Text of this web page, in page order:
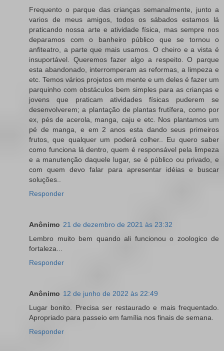
Frequento o parque das crianças semanalmente, junto a
varios de meus amigos, todos os sábados estamos lá
praticando nossa arte e atividade física, mas sempre nos
deparamos com o banheiro público que se tornou o
anfiteatro, a parte que mais usamos. O cheiro e a vista é
insuportável. Queremos fazer algo a respeito. O parque
esta abandonado, interromperam as reformas, a limpeza e
etc. Temos vários projetos em mente e um deles é fazer um
parquinho com obstáculos bem simples para as crianças e
jovens que praticam atividades físicas puderem se
desenvolverem; a plantação de plantas frutífera, como por
ex, pés de acerola, manga, caju e etc. Nos plantamos um
pé de manga, e em 2 anos esta dando seus primeiros
frutos, que qualquer um poderá colher.. Eu quero saber
como funciona lá dentro, quem é responsável pela limpeza
e a manutenção daquele lugar, se é público ou privado, e
com quem devo falar para apresentar idéias e buscar
soluções..
Responder
Anônimo 21 de dezembro de 2021 às 23:32
Lembro muito bem quando ali funcionou o zoologico de
fortaleza...
Responder
Anônimo 12 de junho de 2022 às 22:49
Lugar bonito. Precisa ser restaurado e mais frequentado.
Apropriado para passeio em família nos finais de semana.
Responder